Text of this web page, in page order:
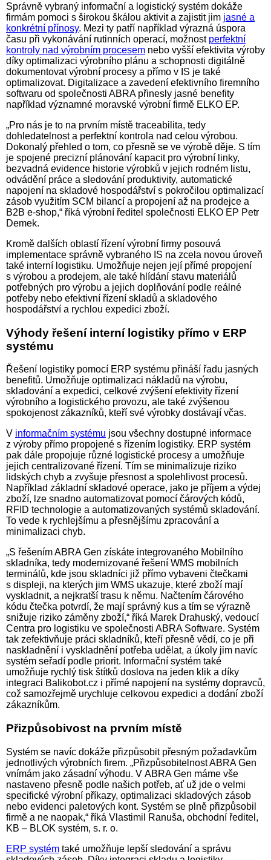
Správně vybraný informační a logistický systém dokáže
firmám pomoci s širokou škálou aktivit a zajistit jim jasné a
konkrétní přínosy. Mezi ty patří například výrazná úspora
času při vykonávání rutinních operací, možnost perfektní
kontroly nad výrobním procesem nebo vyšší efektivita výroby
díky optimalizaci výrobního plánu a schopnosti digitálně
dokumentovat výrobní procesy a přímo v IS je také
optimalizovat. Digitalizace a zavedení efektivního firemního
softwaru od společnosti ABRA přinesly jasné benefity
například významné moravské výrobní firmě ELKO EP.
„Pro nás je to na prvním místě traceabilita, tedy
dohledatelnost a perfektní kontrola nad celou výrobou.
Dokonalý přehled o tom, co přesně se ve výrobě děje. S tím
je spojené precizní plánování kapacit pro výrobní linky,
bezvadná evidence historie výrobků v jejich rodném listu,
odvádění práce a sledování produktivity, automatické
napojení na skladové hospodářství s pokročilou optimalizací
zásob využitím SCM bilancí a propojení až na prodejce a
B2B e-shop,“ říká výrobní ředitel společnosti ELKO EP Petr
Demek.
Kromě dalších oblastí řízení výrobní firmy posouvá
implementace správně vybraného IS na zcela novou úroveň
také interní logistiku. Umožňuje nejen její přímé propojení
s výrobou a prodejem, ale také hlídání stavu materiálů
potřebných pro výrobu a jejich doplňování podle reálné
potřeby nebo efektivní řízení skladů a skladového
hospodářství a rychlou expedici zboží.
Výhody řešení interní logistiky přímo v ERP
systému
Řešení logistiky pomocí ERP systému přináší řadu jasných
benefitů. Umožňuje optimalizaci nákladů na výrobu,
skladování a expedici, celkové zvýšení efektivity řízení
výrobního a logistického provozu, ale také zvýšenou
spokojenost zákazníků, kteří své výrobky dostávají včas.
V informačním systému jsou všechny dostupné informace
z výroby přímo propojené s řízením logistiky. ERP systém
pak dále propojuje různé logistické procesy a umožňuje
jejich centralizované řízení. Tím se minimalizuje riziko
lidských chyb a zvyšuje přesnost a spolehlivost procesů.
Například základní skladové operace, jako je příjem a výdej
zboží, lze snadno automatizovat pomocí čárových kódů,
RFID technologie a automatizovaných systémů skladování.
To vede k rychlejšímu a přesnějšímu zpracování a
minimalizaci chyb.
„S řešením ABRA Gen získáte integrovaného Mobilního
skladníka, tedy modernizované řešení WMS mobilních
terminálů, kde jsou skladníci již přímo vybaveni čtečkami
s displeji, na kterých jim WMS ukazuje, které zboží mají
vyskladnit, a nejkratší trasu k němu. Načtením čárového
kódu čtečka potvrdí, že mají správný kus a tím se výrazně
snižuje riziko záměny zboží,“ říká Marek Drahuský, vedoucí
Centra pro logistiku ve společnosti ABRA Software. Systém
tak zefektivňuje práci skladníků, kteří přesně vědí, co je při
naskladnění i vyskladnění potřeba udělat, a úkoly jim navíc
systém seřadí podle priorit. Informační systém také
umožňuje rychlý tisk štítků doslova na jeden klik a díky
integraci Balikobot.cz i přímé napojení na systémy dopravců,
což samozřejmě urychluje celkovou expedici a dodání zboží
zákazníkům.
Přizpůsobivost na prvním místě
Systém se navíc dokáže přizpůsobit přesným požadavkům
jednotlivých výrobních firem. „Přizpůsobitelnost ABRA Gen
vnímám jako zásadní výhodu. V ABRA Gen máme vše
nastaveno přesně podle našich potřeb, ať už jde o velmi
specifické výrobní příkazy, optimalizaci skladových zásob
nebo evidenci paletových kont. Systém se plně přizpůsobil
firmě a ne naopak,“ říká Vlastimil Ranuša, obchodní ředitel,
KB – BLOK systém, s. r. o.
ERP systém také umožňuje lepší sledování a správu